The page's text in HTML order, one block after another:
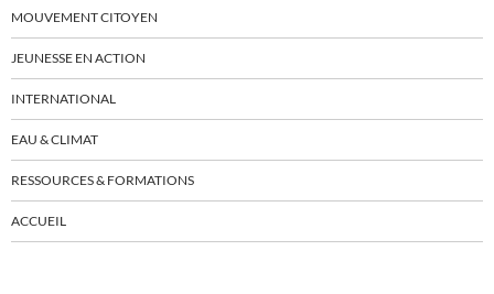
MOUVEMENT CITOYEN
JEUNESSE EN ACTION
INTERNATIONAL
EAU & CLIMAT
RESSOURCES & FORMATIONS
ACCUEIL